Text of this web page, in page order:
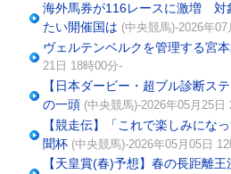
海外馬券が116レースに激増 対
たい開催国は (中央競馬)-2026年
ヴェルテンベルクを管理する宮
21日 18時00分-
【日本ダービー・超ブル診断
の一頭 (中央競馬)-2026年05月25日
【競走伝】「これで楽しみに
聞杯 (中央競馬)-2026年05月05日
【天皇賞(春)予想】春の長距離